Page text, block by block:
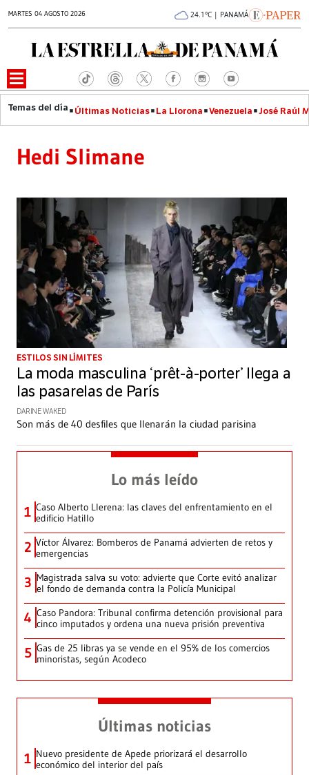
MARTES 04 AGOSTO 2026 24.1°C | PANAMÁ
Últimas Noticias La Llorona Venezuela José Raúl
Hedi Slimane
ESTILOS SIN LÍMITES
La moda masculina ‘prêt-à-porter’ llega a
las pasarelas de París
DARINE WAKED
Son más de 40 desfiles que llenarán la ciudad parisina
Lo más leído
1 Caso Alberto Llerena: las claves del enfrentamiento en el
edificio Hatillo
2 Víctor Álvarez: Bomberos de Panamá advierten de retos y
emergencias
3 Magistrada salva su voto: advierte que Corte evitó analizar
el fondo de demanda contra la Policía Municipal
4 Caso Pandora: Tribunal confirma detención provisional para
cinco imputados y ordena una nueva prisión preventiva
5 Gas de 25 libras ya se vende en el 95% de los comercios
minoristas, según Acodeco
Últimas noticias
1 Nuevo presidente de Apede priorizará el desarrollo
económico del interior del país